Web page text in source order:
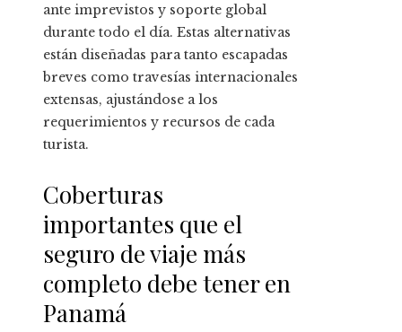
ante imprevistos y soporte global
durante todo el día. Estas alternativas
están diseñadas para tanto escapadas
breves como travesías internacionales
extensas, ajustándose a los
requerimientos y recursos de cada
turista.
Coberturas
importantes que el
seguro de viaje más
completo debe tener en
Panamá